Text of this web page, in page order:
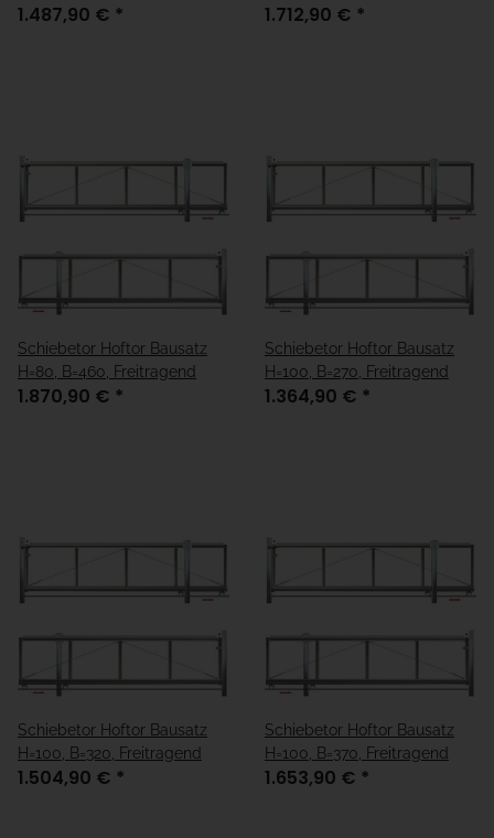
1.487,90 € * 1.712,90 € *
Schiebetor Hoftor Bausatz
H=80, B=460, Freitragend
1.870,90 € *
Schiebetor Hoftor Bausatz
H=100, B=270, Freitragend
1.364,90 € *
Schiebetor Hoftor Bausatz
H=100, B=320, Freitragend
1.504,90 € *
Schiebetor Hoftor Bausatz
H=100, B=370, Freitragend
1.653,90 € *